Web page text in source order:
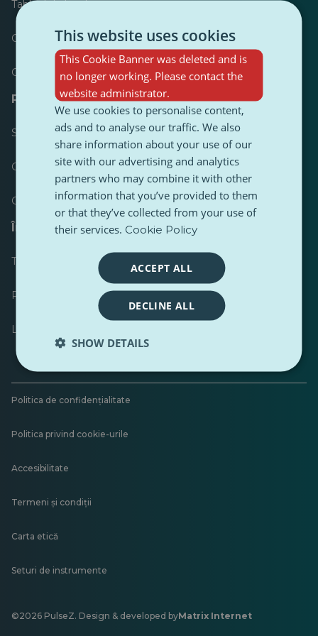
Tabloul de bord
Cele mai publicate
Cele mai urmărite
Resurse pentru jurnaliști
Seturi de instrumente
Ghid de stil pentru conținut PulseZ
Ghid de postare pentru contributori PulseZ
Întrebări frecvente
Trimiteți o cerere
Raportați o problemă
Lăsați feedback
Politica de confidențialitate
Politica privind cookie-urile
Accesibilitate
Termeni și condiții
Carta etică
Seturi de instrumente
©2026 PulseZ. Design & developed byMatrix Internet
Se
This website uses cookies
This Cookie Banner was deleted and is
no longer working. Please contact the
website administrator.
We use cookies to personalise content,
ads and to analyse our traffic. We also
share information about your use of our
site with our advertising and analytics
partners who may combine it with other
information that you’ve provided to them
or that they’ve collected from your use of
their services. Cookie Policy
ACCEPT ALL
DECLINE ALL
SHOW DETAILS